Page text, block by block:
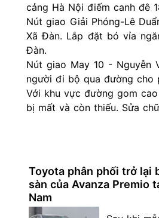
cảng Hà Nội điếm canh đê
Nút giao Giải Phóng-Lê
Xã Đàn. Lắp đặt bó vỉa
Đàn.
Nút giao May 10 - Nguyễn
người đi bộ qua đường cho
Với khu vực đường gom
bị mất và còn thiếu. Sửa
Toyota phân phối trở lại
sàn của Avanza Premio
Nam